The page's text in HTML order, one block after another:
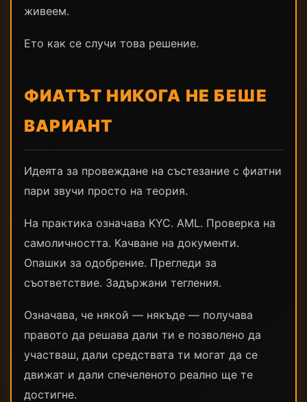
живеем.
Ето как се случи това решение.
ФИАТЪТ НИКОГА НЕ БЕШЕ
ВАРИАНТ
Идеята за провеждане на състезание с фиатни
пари звучи просто на теория.
На практика означава KYC. AML. Проверка на
самоличността. Качване на документи.
Опашки за одобрение. Прегледи за
съответствие. Задържани тегления.
Означава, че някой — някъде — получава
правото да решава дали ти е позволено да
участваш, дали средствата ти могат да се
движат и дали спечеленото реално ще те
достигне.